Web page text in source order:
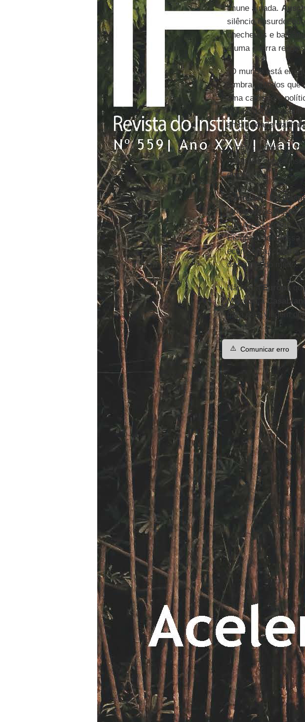
imune a nada.
silêncio
chechenos e
é uma guerra
"O mundo está em
lembrar a todos que
uma catástrofe
volubilidade
ambiguidade
O pior também foi
satisfeito com
direita.
Adenauer,De
lançaram as bases
cultura do projeto,
Europa ainda possa
econômica, cultural,
os muros do medo.
Não só a Europa
Moscou
a
para esta viagem
⚠️ Comunicar erro